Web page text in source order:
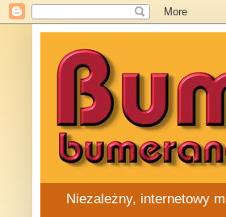
Niezależny, internetowy